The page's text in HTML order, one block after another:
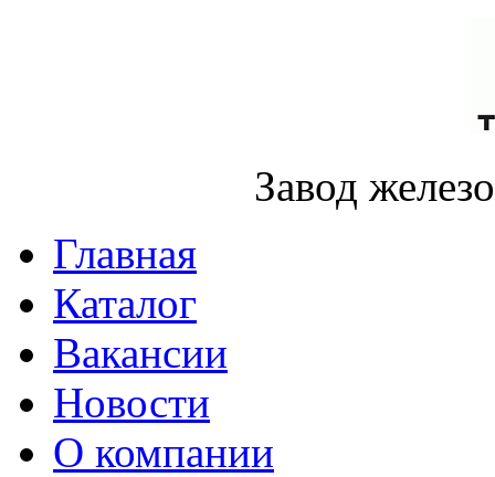
Завод
Главная
Каталог
Вакансии
Новости
О компании